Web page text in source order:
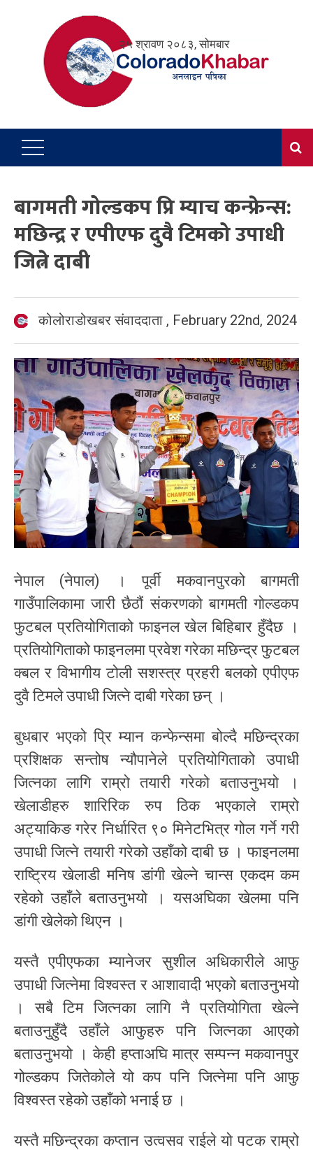
२५ श्रावण २०८३, सोमबार
बागमती गोल्डकप प्रि म्याच कन्फ्रेन्स:
मछिन्द्र र एपीएफ दुवै टिमको उपाधी
जित्ने दाबी
कोलोराडोखबर संवाददाता , February 22nd, 2024
नेपाल (नेपाल) । पूर्वी मकवानपुरको बागमती
गाउँपालिकामा जारी छैठौं संकरणको बागमती गोल्डकप
फुटबल प्रतियोगिताको फाइनल खेल बिहिबार हुँदैछ ।
प्रतियोगिताको फाइनलमा प्रवेश गरेका मछिन्द्र फुटबल
क्बल र विभागीय टोली सशस्त्र प्रहरी बलको एपीएफ
दुवै टिमले उपाधी जित्ने दाबी गरेका छन् ।
बुधबार भएको प्रि म्यान कन्फेन्समा बोल्दै मछिन्द्रका
प्रशिक्षक सन्तोष न्यौपानेले प्रतियोगिताको उपाधी
जित्नका लागि राम्रो तयारी गरेको बताउनुभयो ।
खेलाडीहरु शारिरिक रुप ठिक भएकाले राम्रो
अट्याकिङ गरेर निर्धारित ९० मिनेटभित्र गोल गर्ने गरी
उपाधी जित्ने तयारी गरेको उहाँको दाबी छ । फाइनलमा
राष्ट्रिय खेलाडी मनिष डांगी खेल्ने चान्स एकदम कम
रहेको उहाँले बताउनुभयो । यसअघिका खेलमा पनि
डांगी खेलेको थिएन ।
यस्तै एपीएफका म्यानेजर सुशील अधिकारीले आफु
उपाधी जित्नेमा विश्वस्त र आशावादी भएको बताउनुभयो
। सबै टिम जित्नका लागि नै प्रतियोगिता खेल्ने
बताउनुहुँदै उहाँले आफुहरु पनि जित्नका आएको
बताउनुभयो । केही हप्ताअघि मात्र सम्पन्न मकवानपुर
गोल्डकप जितेकोले यो कप पनि जित्नेमा पनि आफु
विश्वस्त रहेको उहाँको भनाई छ ।
यस्तै मछिन्द्रका कप्तान उत्वसव राईले यो पटक राम्रो